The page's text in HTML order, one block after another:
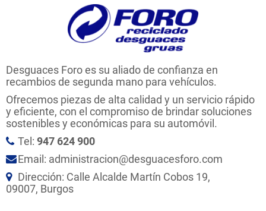
Desguaces Foro es su aliado de confianza en
recambios de segunda mano para vehículos.
Ofrecemos piezas de alta calidad y un servicio rápido
y eficiente, con el compromiso de brindar soluciones
sostenibles y económicas para su automóvil.
Tel: 947 624 900
Email: administracion@desguacesforo.com
Dirección: Calle Alcalde Martín Cobos 19,
09007, Burgos